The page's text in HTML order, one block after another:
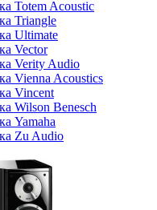
Totem Acoustic
Triangle
Ultimate
Vector
Verity Audio
Vienna Acoustics
Vincent
Wilson Benesch
Yamaha
Zu Audio